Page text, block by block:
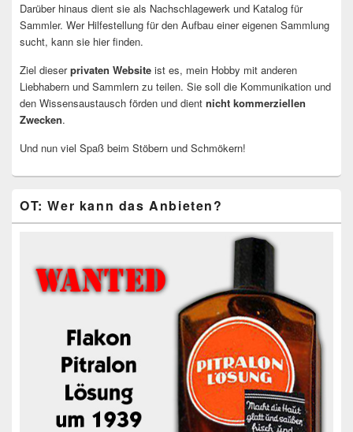
Darüber hinaus dient sie als Nachschlagewerk und Katalog für
Sammler. Wer Hilfestellung für den Aufbau einer eigenen Sammlung
sucht, kann sie hier finden.
Ziel dieserprivaten Website ist es, mein Hobby mit anderen
Liebhabern und Sammlern zu teilen. Sie soll die Kommunikation und
den Wissensaustausch förden und dient nicht kommerziellen
Zwecken.
Und nun viel Spaß beim Stöbern und Schmökern!
OT: Wer kann das Anbieten?